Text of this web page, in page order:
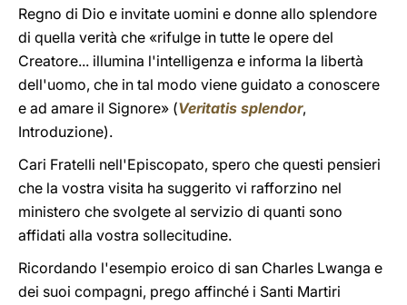
Regno di Dio e invitate uomini e donne allo splendore
di quella verità che «rifulge in tutte le opere del
Creatore... illumina l'intelligenza e informa la libertà
dell'uomo, che in tal modo viene guidato a conoscere
e ad amare il Signore» (Veritatis splendor,
Introduzione).
Cari Fratelli nell'Episcopato, spero che questi pensieri
che la vostra visita ha suggerito vi rafforzino nel
ministero che svolgete al servizio di quanti sono
affidati alla vostra sollecitudine.
Ricordando l'esempio eroico di san Charles Lwanga e
dei suoi compagni, prego affinché i Santi Martiri